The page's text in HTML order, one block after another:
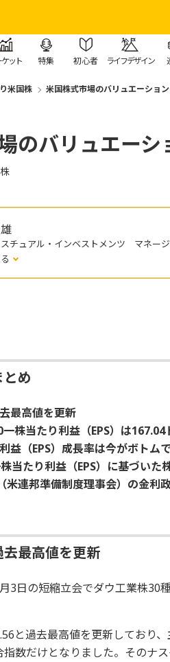
ット 特集 初心者 ライフデザイン
米国株 米国株式市場のバリュエーショ
のバリュエーシ
チュアル・インベストメンツ マネー
め
最高値を更新
株当たり利益（EPS）は
益（EPS）成長率は今がボトム
当たり利益（EPS）に基づいた
米連邦準備制度理事会）の金利
最高値を更新
3日の短縮立会でダウ工業株30
と過去最高値を更新しており
数だけとなりました。そのナ